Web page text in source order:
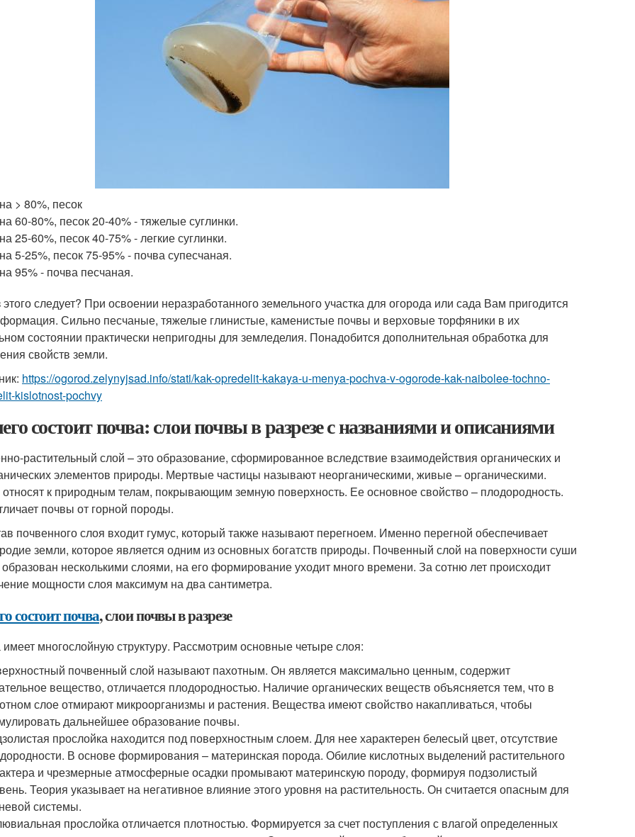
> 80%, песок
60-80%, песок 20-40% - тяжелые суглинки.
25-60%, песок 40-75% - легкие суглинки.
5-25%, песок 75-95% - почва супесчаная.
95% - почва песчаная.
этого следует? При освоении неразработанного земельного участка для огорода или сада Вам пригодится
Сильно песчаные, тяжелые глинистые, каменистые почвы и верховые торфяники в их
состоянии практически непригодны для земледелия. Понадобится дополнительная обработка для
свойств земли.
https://ogorod.zelynyjsad.info/stati/kak-opredelit-kakaya-u-menya-pochva-v-ogorode-kak-naibolee-tochno-
kislotnost-pochvy
состоит почва: слои почвы в разрезе с названиями и описаниями
растительный слой – это образование, сформированное вследствие взаимодействия органических и
элементов природы. Мертвые частицы называют неорганическими, живые – органическими.
к природным телам, покрывающим земную поверхность. Ее основное свойство – плодородность.
почвы от горной породы.
почвенного слоя входит гумус, который также называют перегноем. Именно перегной обеспечивает
земли, которое является одним из основных богатств природы. Почвенный слой на поверхности суши
несколькими слоями, на его формирование уходит много времени. За сотню лет происходит
мощности слоя максимум на два сантиметра.
состоит почва, слои почвы в разрезе
многослойную структуру. Рассмотрим основные четыре слоя:
почвенный слой называют пахотным. Он является максимально ценным, содержит
вещество, отличается плодородностью. Наличие органических веществ объясняется тем, что в
слое отмирают микроорганизмы и растения. Вещества имеют свойство накапливаться, чтобы
дальнейшее образование почвы.
прослойка находится под поверхностным слоем. Для нее характерен белесый цвет, отсутствие
В основе формирования – материнская порода. Обилие кислотных выделений растительного
и чрезмерные атмосферные осадки промывают материнскую породу, формируя подзолистый
Теория указывает на негативное влияние этого уровня на растительность. Он считается опасным для
системы.
прослойка отличается плотностью. Формируется за счет поступления с влагой определенных